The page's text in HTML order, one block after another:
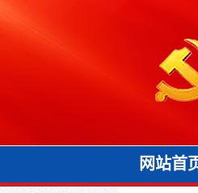
网站首